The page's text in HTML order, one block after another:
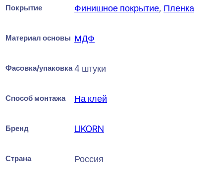
Покрытие Финишное покрытие, Пленка
Материал основы МДФ
Фасовка/упаковка 4 штуки
Способ монтажа На клей
Бренд LIKORN
Страна Россия